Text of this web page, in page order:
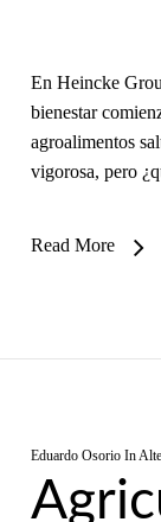
En Heincke
bienestar
agroalimentos
vigorosa, pero
Read More
Eduardo Osorio In